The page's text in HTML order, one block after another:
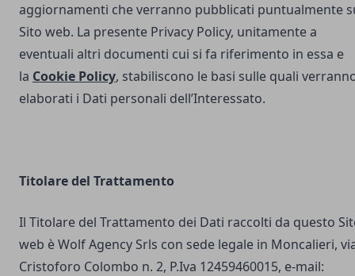
aggiornamenti che verranno pubblicati puntualmente
Sito web. La presente Privacy Policy, unitamente a
eventuali altri documenti cui si fa riferimento in essa e
la Cookie Policy, stabiliscono le basi sulle quali
elaborati i Dati personali dell’Interessato.
Titolare del Trattamento
Il Titolare del Trattamento dei Dati raccolti da questo
web è Wolf Agency Srls con sede legale in Moncalieri,
Cristoforo Colombo n. 2, P.Iva 12459460015, e-mail: